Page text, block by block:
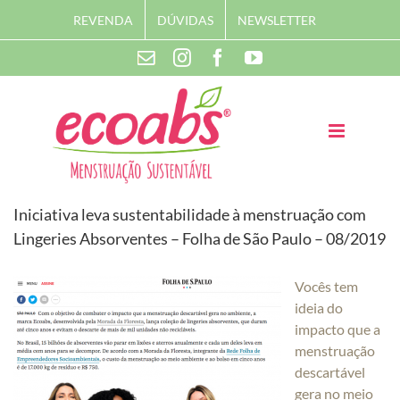
REVENDA DÚVIDAS NEWSLETTER
ContatoInstagramFacebookYouTube
Iniciativa leva sustentabilidade à menstruação com
Lingeries Absorventes – Folha de São Paulo – 08/2019
Vocês tem
ideia do
impacto que a
menstruação
descartável
gera no meio